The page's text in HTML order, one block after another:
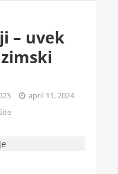
– uvek
april 11, 2024